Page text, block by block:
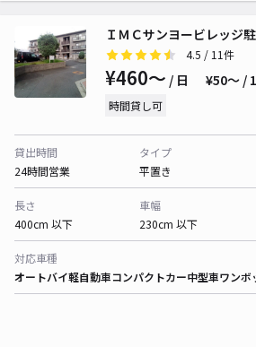
ＩＭＣサンヨービレッジ
4.5 / 11件
¥460〜 / 日 ¥50〜 /
時間貸し可
貸出時間
24時間営業
タイプ
平置き
長さ
400cm 以下
車幅
230cm 以下
対応車種
オートバイ軽自動車コンパクトカー中型車ワンボ